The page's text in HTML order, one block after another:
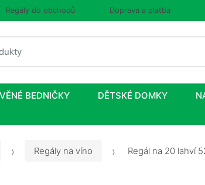
Regály do obchodů Doprava a platba
BEDNIČKY DĚTSKÉ DOMKY
Regály na víno Regál na 20 lahví